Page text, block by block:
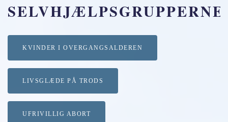
SELVHJÆLPSGRUPPERNE
KVINDER I OVERGANGSALDEREN
LIVSGLÆDE PÅ TRODS
UFRIVILLIG ABORT